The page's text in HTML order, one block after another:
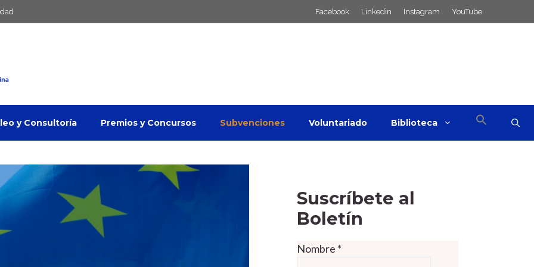
Facebook Linkedin Instagram YouTube
y Consultoría Premios y Concursos Subvenciones Voluntariado Biblioteca
Suscríbete al
Boletín
Nombre *